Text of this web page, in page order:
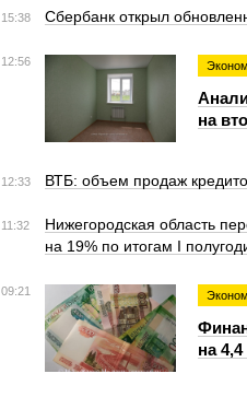
15:38 Сбербанк открыл
12:56
на
12:33 ВТБ: объем продаж
11:32
Нижегородская область
на 19% по итогам I
09:21
на